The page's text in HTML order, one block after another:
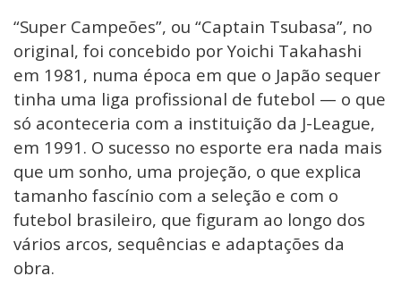
“Super Campeões”, ou “Captain Tsubasa”, no
original, foi concebido por Yoichi Takahashi
em 1981, numa época em que o Japão sequer
tinha uma liga profissional de futebol — o que
só aconteceria com a instituição da J-League,
em 1991. O sucesso no esporte era nada mais
que um sonho, uma projeção, o que explica
tamanho fascínio com a seleção e com o
futebol brasileiro, que figuram ao longo dos
vários arcos, sequências e adaptações da
obra.